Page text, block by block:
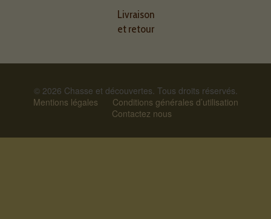
Livraison
et retour
© 2026 Chasse et découvertes. Tous droits réservés.
Mentions légales
Conditions générales d’utilisation
Contactez nous